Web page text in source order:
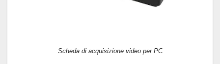
Scheda di acquisizione video per PC